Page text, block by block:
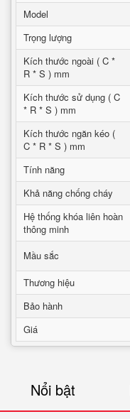
Model
Trọng lượng
Kích thước ngoài ( C *
R * S ) mm
Kích thước sử dụng ( C
* R * S ) mm
Kích thước ngăn kéo (
C * R * S ) mm
Tính năng
Khả năng chống cháy
Hệ thống khóa liên hoàn
thông minh
Mầu sắc
Thương hiệu
Bảo hành
Giá
Nổi bật